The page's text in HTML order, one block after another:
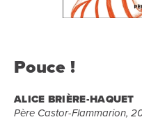
Pouce !
ALICE BRIÈRE-HAQUET
Père Castor-Flammarion,